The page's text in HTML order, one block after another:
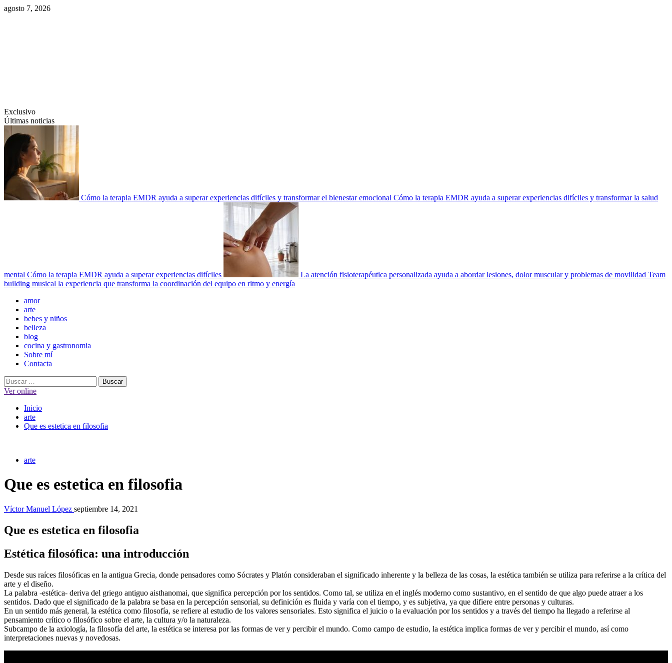
Saltar
agosto 7, 2026
Exclusivo
Últimas noticias
Cómo la terapia EMDR ayuda a superar experiencias difíciles y transformar el bienestar emocional Cómo la terapia EMDR ayuda a superar experiencias difíciles y transformar la salud
mental Cómo la terapia EMDR ayuda a superar experiencias difíciles La atención fisioterapéutica personalizada ayuda a abordar lesiones, dolor muscular y problemas de movilidad Team
building musical la experiencia que transforma la coordinación del equipo en ritmo y energía
Menú
principal
amor
arte
bebes y niños
belleza
blog
cocina y gastronomia
Sobre mí
Contacta
Buscar:
Ver online
Inicio
arte
Que es estetica en filosofia
arte
Que es estetica en filosofia
Víctor Manuel López septiembre 14, 2021
Que es estetica en filosofia
Estética filosófica: una introducción
Desde sus raíces filosóficas en la antigua Grecia, donde pensadores como Sócrates y Platón consideraban el significado inherente y la belleza de las cosas, la estética también se utiliza para referirse a la crítica del
arte y el diseño.
La palabra -estética- deriva del griego antiguo aisthanomai, que significa percepción por los sentidos. Como tal, se utiliza en el inglés moderno como sustantivo, en el sentido de que algo puede atraer a los
sentidos. Dado que el significado de la palabra se basa en la percepción sensorial, su definición es fluida y varía con el tiempo, y es subjetiva, ya que difiere entre personas y culturas.
En un sentido más general, la estética como filosofía, se refiere al estudio de los valores sensoriales. Esto significa el juicio o la evaluación por los sentidos y a través del tiempo ha llegado a referirse al
pensamiento crítico o filosófico sobre el arte, la cultura y/o la naturaleza.
Subcampo de la axiología, la filosofía del arte, la estética se interesa por las formas de ver y percibir el mundo. Como campo de estudio, la estética implica formas de ver y percibir el mundo, así como
interpretaciones nuevas y novedosas.